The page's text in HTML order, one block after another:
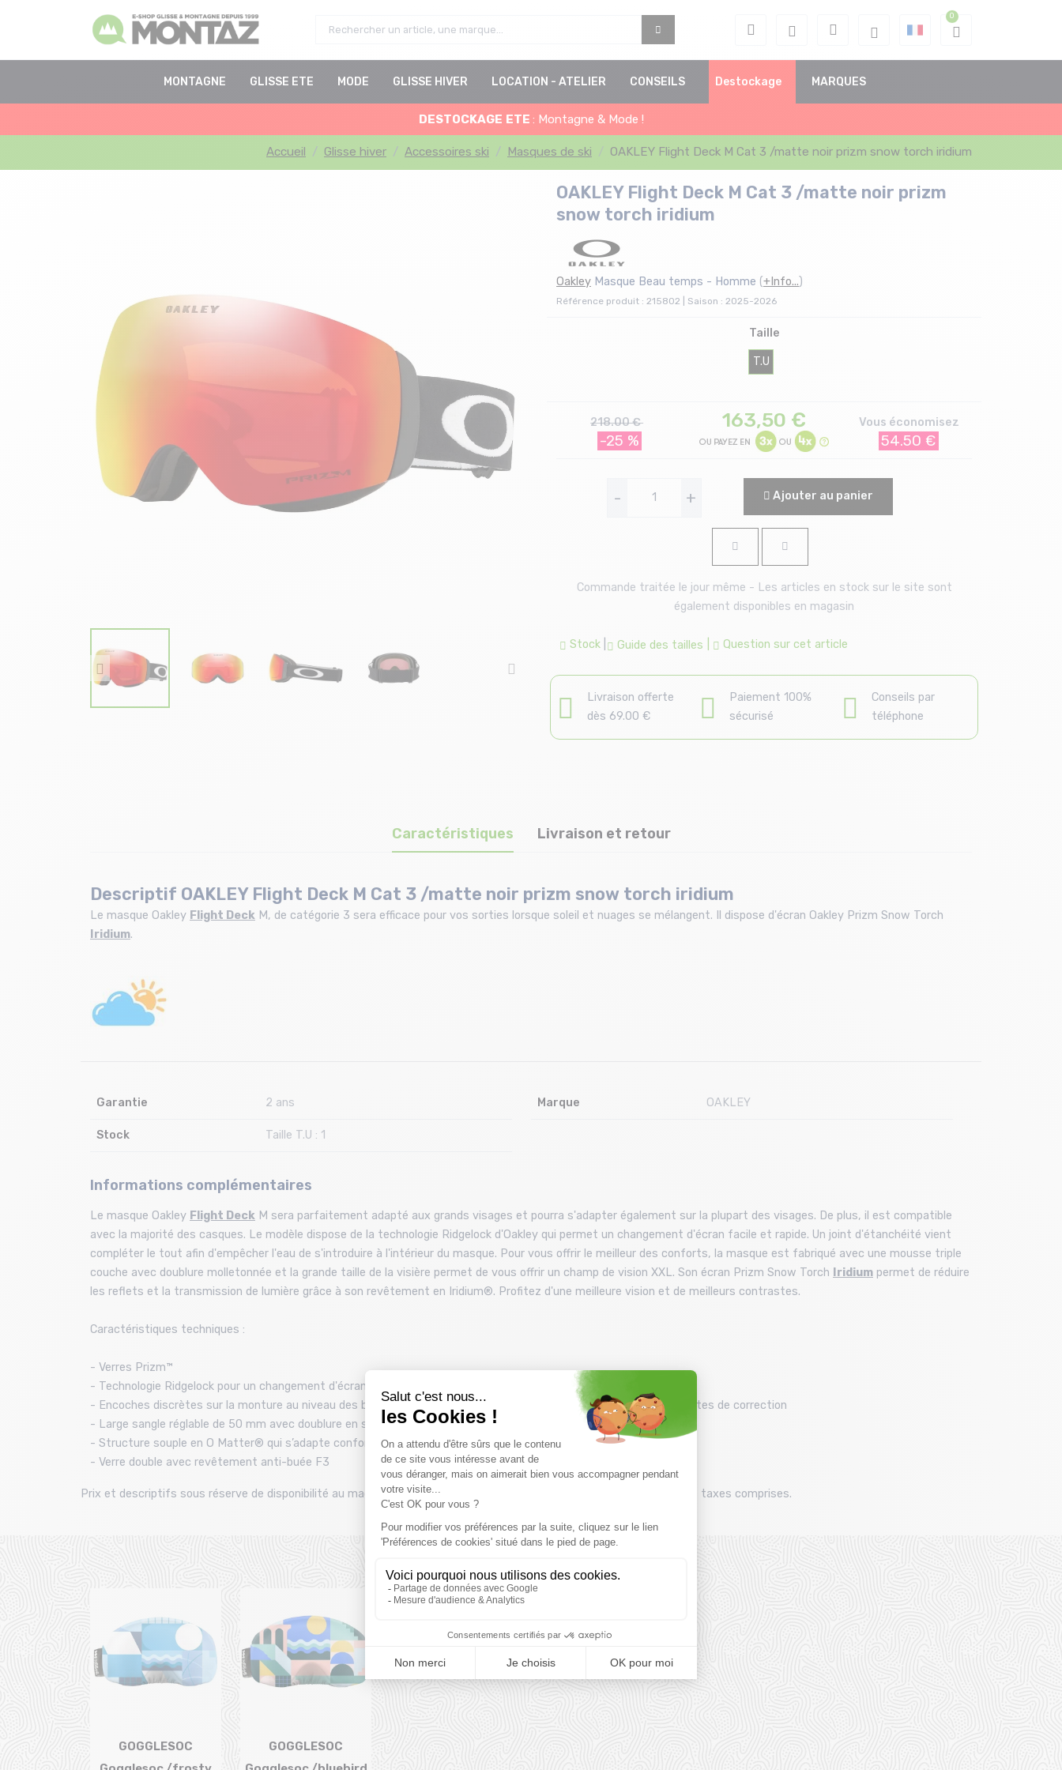
MONTAGNE GLISSE ETE MODE GLISSE HIVER LOCATION - ATELIER CONSEILS Destockage MARQUES
DESTOCKAGE ETE : Montagne & Mode !
Accueil Glisse hiver Accessoires ski Masques de ski OAKLEY Flight Deck M Cat 3 /matte noir prizm snow torch iridium
OAKLEY Flight Deck M Cat 3 /matte noir prizm
snow torch iridium
Oakley Masque Beau temps - Homme (+Info...)
Référence produit : 215802 | Saison : 2025-2026
Taille
T.U
218.00 €
-25 %
163,50 € Vous économisez
54.50 €
- + Ajouter au panier
Commande traitée le jour même - Les articles en stock sur le site sont
également disponibles en magasin
Stock Guide des tailles Question sur cet article
Livraison offerte
dès 69.00 €
Paiement 100%
sécurisé
Conseils par
téléphone
Caractéristiques Livraison et retour
Descriptif OAKLEY Flight Deck M Cat 3 /matte noir prizm snow torch iridium
Le masque Oakley Flight Deck M, de catégorie 3 sera efficace pour vos sorties lorsque soleil et nuages se mélangent. Il dispose d'écran Oakley Prizm Snow Torch
Iridium.
Garantie 2 ans
Stock Taille T.U : 1
Marque OAKLEY
Informations complémentaires
Le masque Oakley Flight Deck M sera parfaitement adapté aux grands visages et pourra s'adapter également sur la plupart des visages. De plus, il est compatible
avec la majorité des casques. Le modèle dispose de la technologie Ridgelock d'Oakley qui permet un changement d'écran facile et rapide. Un joint d'étanchéité vient
compléter le tout afin d'empêcher l'eau de s'introduire à l'intérieur du masque. Pour vous offrir le meilleur des conforts, la masque est fabriqué avec une mousse triple
couche avec doublure molletonnée et la grande taille de la visière permet de vous offrir un champ de vision XXL. Son écran Prizm Snow Torch
Iridium permet de réduire
les reflets et la transmission de lumière grâce à son revêtement en Iridium®. Profitez d'une meilleure vision et de meilleurs contrastes.
Caractéristiques techniques :
- Verres Prizm™
- Technologie Ridgelock pour un changement d'écran facile et rapide
- Encoches discrètes sur la monture au niveau des branches qui permet une compatibilité avec la plupart des lunettes de correction
- Large sangle réglable de 50 mm avec doublure en silicone
- Structure souple en O Matter® qui s’adapte confortablement à votre visage, même en cas de grand froid
- Verre double avec revêtement anti-buée F3
Prix et descriptifs sous réserve de disponibilité au magasin Montaz , La Ravoire. Les tarifs du catalogue sont toutes taxes comprises.
GOGGLESOC
GOGGLESOC